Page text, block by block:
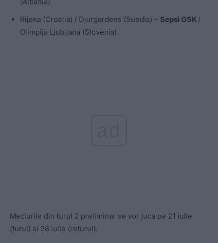
Rijeka (Croația) / Djurgardens (Suedia) – Sepsi OSK /
Olimpija Ljubljana (Slovenia)
Meciurile din turul 2 preliminar se vor juca pe 21 iulie
(turul) și 28 iulie (returul).